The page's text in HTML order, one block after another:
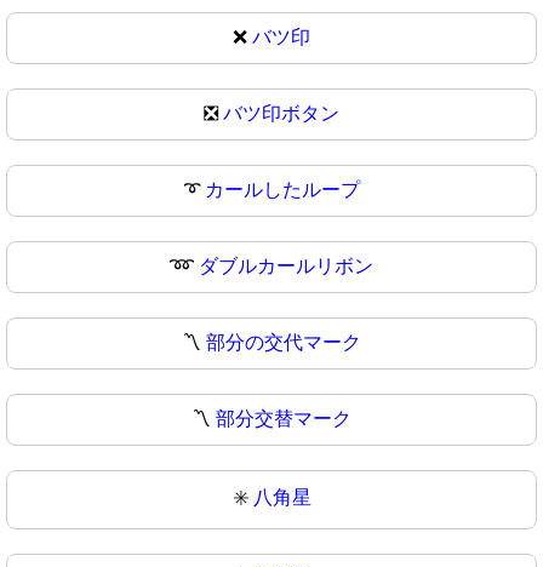
❌ バツ印
❎ バツ印ボタン
➰ カールしたループ
➿ ダブルカールリボン
〽️ 部分の交代マーク
〽 部分交替マーク
✳️ 八角星